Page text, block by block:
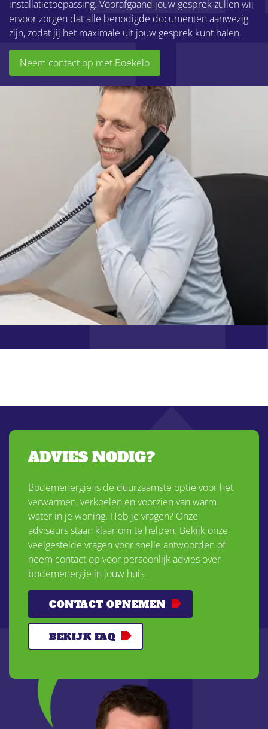
installatietoepassing. Voorafgaand jouw gesprek zullen wij
ervoor zorgen dat alle benodigde documenten aanwezig
zijn, zodat jij het maximale uit jouw gesprek kunt halen.
Neem contact op met Boekelo
ADVIES NODIG?
Bodemenergie is de duurzaamste optie voor het
verwarmen, verkoelen en voorzien van warm
water in je woning. Heb je vragen? Onze
adviseurs staan klaar om te helpen. Bekijk onze
veelgestelde vragen voor snelle antwoorden of
neem contact op voor persoonlijk advies over
bodemenergie in jouw huis.
CONTACT OPNEMEN
BEKIJK FAQ